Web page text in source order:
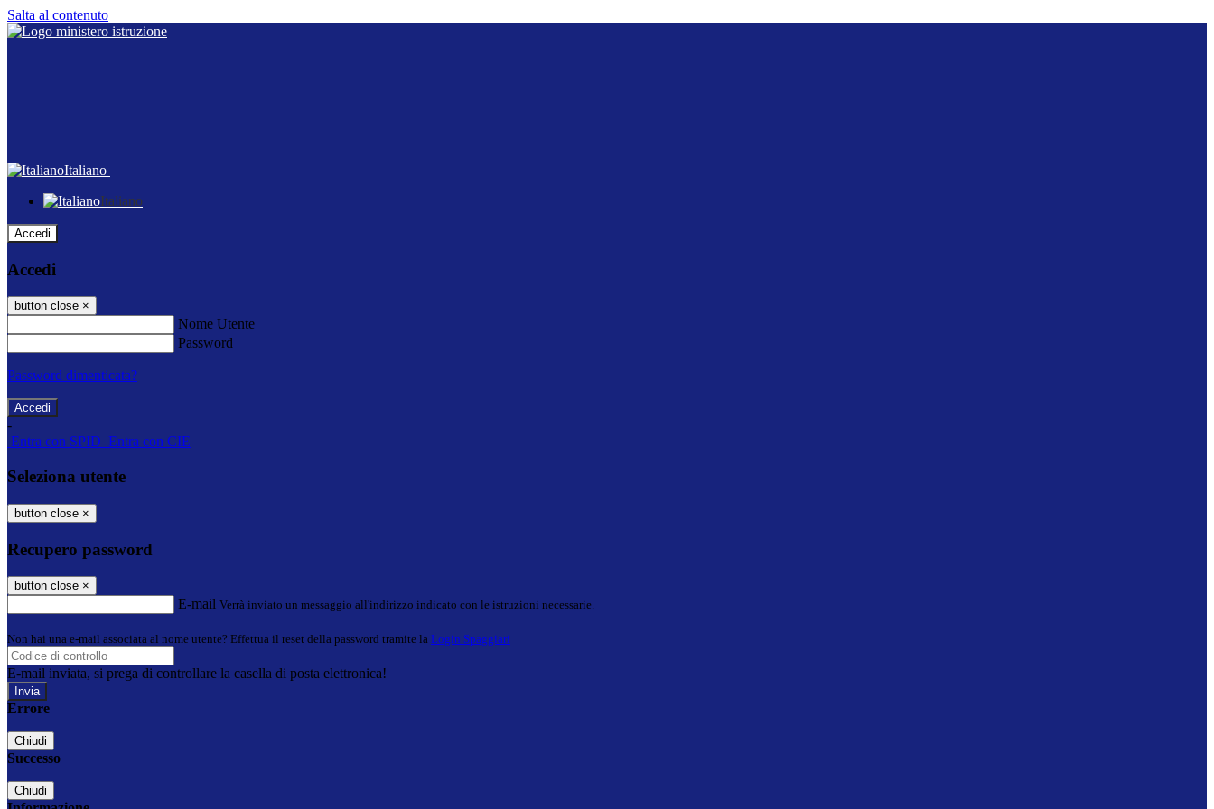
Salta al contenuto
Italiano
Italiano
Accedi
Accedi
button close ×
Nome Utente
Password
Password dimenticata?
-
Entra con SPID Entra con CIE
Seleziona utente
button close ×
Recupero password
button close ×
E-mail Verrà inviato un messaggio all'indirizzo indicato con le istruzioni necessarie.
Non hai una e-mail associata al nome utente? Effettua il reset della password tramite la Login Spaggiari
E-mail inviata, si prega di controllare la casella di posta elettronica!
Errore
Chiudi
Successo
Chiudi